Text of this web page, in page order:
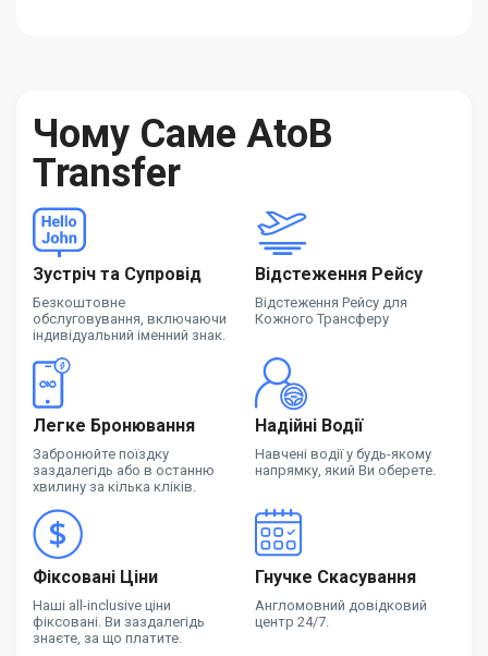
Чому Саме AtoB
Transfer
Зустріч та Супровід
Безкоштовне
обслуговування, включаючи
індивідуальний іменний знак.
Відстеження Рейсу
Відстеження Рейсу для
Кожного Трансферу
Легке Бронювання
Забронюйте поїздку
заздалегідь або в останню
хвилину за кілька кліків.
Надійні Водії
Навчені водії у будь-якому
напрямку, який Ви оберете.
Фіксовані Ціни
Наші all-inclusive ціни
фіксовані. Ви заздалегідь
знаєте, за що платите.
Гнучке Скасування
Англомовний довідковий
центр 24/7.